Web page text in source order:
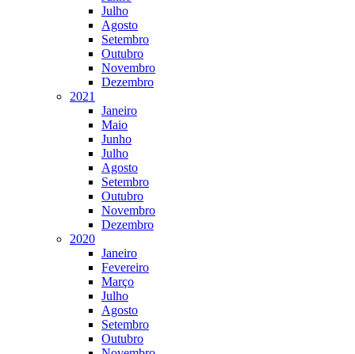
Julho
Agosto
Setembro
Outubro
Novembro
Dezembro
2021
Janeiro
Maio
Junho
Julho
Agosto
Setembro
Outubro
Novembro
Dezembro
2020
Janeiro
Fevereiro
Março
Julho
Agosto
Setembro
Outubro